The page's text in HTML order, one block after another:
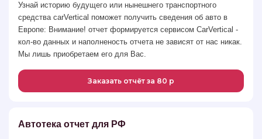
Узнай историю будущего или нынешнего транспортного
средства carVertical поможет получить сведения об авто в
Европе: Внимание! отчет формируется сервисом CarVertical -
кол-во данных и наполненость отчета не зависят от нас никак.
Мы лишь приобретаем его для Вас.
Заказать отчёт за 80 р
Автотека отчет для РФ